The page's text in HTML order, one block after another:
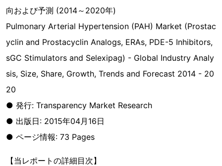
向および予測 (2014～2020年)
Pulmonary Arterial Hypertension (PAH) Market (Prostac
yclin and Prostacyclin Analogs, ERAs, PDE-5 Inhibitors,
sGC Stimulators and Selexipag) - Global Industry Analy
sis, Size, Share, Growth, Trends and Forecast 2014 - 20
20
● 発行: Transparency Market Research
● 出版日: 2015年04月16日
● ページ情報: 73 Pages
【当レポートの詳細目次】